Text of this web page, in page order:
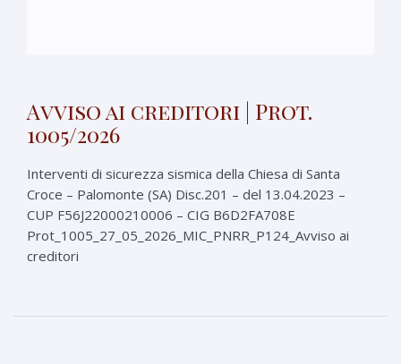
Avviso ai creditori | Prot.
1005/2026
Interventi di sicurezza sismica della Chiesa di Santa
Croce – Palomonte (SA) Disc.201 – del 13.04.2023 –
CUP F56J22000210006 – CIG B6D2FA708E
Prot_1005_27_05_2026_MIC_PNRR_P124_Avviso ai
creditori